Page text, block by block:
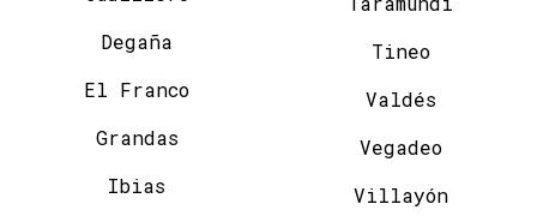
Degaña
El Franco
Grandas
Ibias
Tineo
Valdés
Vegadeo
Villayón